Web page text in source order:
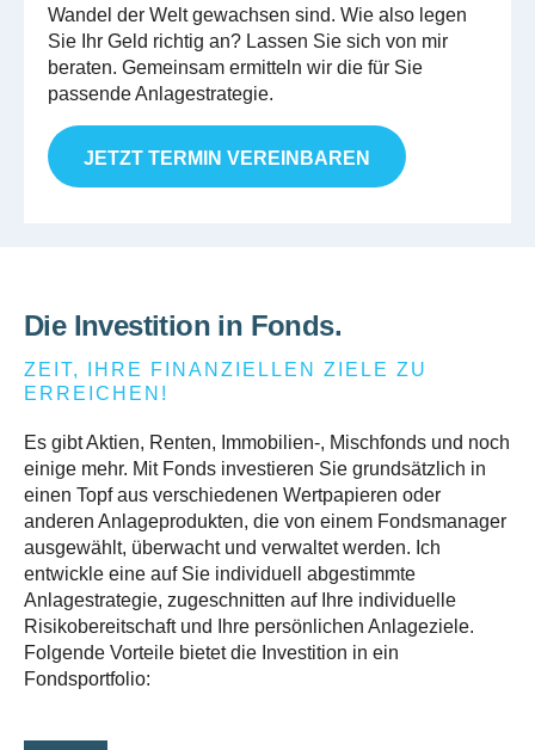
Wandel der Welt gewachsen sind. Wie also legen
Sie Ihr Geld richtig an? Lassen Sie sich von mir
beraten. Gemeinsam ermitteln wir die für Sie
passende Anlagestrategie.
JETZT TERMIN VEREINBAREN
Die Investition in Fonds.
ZEIT, IHRE FINANZIELLEN ZIELE ZU
ERREICHEN!
Es gibt Aktien, Renten, Immobilien-, Mischfonds und noch
einige mehr. Mit Fonds investieren Sie grundsätzlich in
einen Topf aus verschiedenen Wertpapieren oder
anderen Anlageprodukten, die von einem Fondsmanager
ausgewählt, überwacht und verwaltet werden. Ich
entwickle eine auf Sie individuell abgestimmte
Anlagestrategie, zugeschnitten auf Ihre individuelle
Risikobereitschaft und Ihre persönlichen Anlageziele.
Folgende Vorteile bietet die Investition in ein
Fondsportfolio: